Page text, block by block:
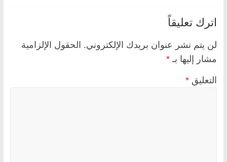
اترك تعليقاً
لن يتم نشر عنوان بريدك الإلكتروني. الحقول الإلزامية
مشار إليها بـ *
التعليق *